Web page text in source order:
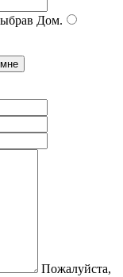
Дом.
Пожалуйста,